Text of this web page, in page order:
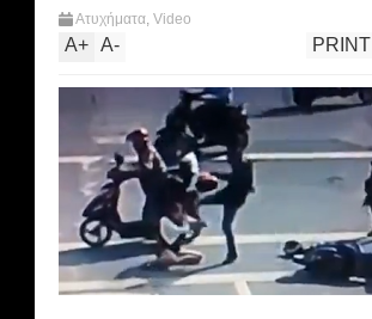
Ατυχήματα, Video
A+ A- PRINT